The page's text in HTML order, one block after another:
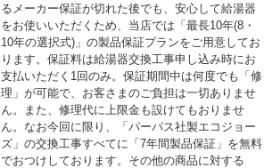
るメーカー保証が切れた後でも、安心して給湯器
をお使いいただくため、当店では「最長10年(8・
10年の選択式)」の製品保証プランをご用意してお
ります。保証料は給湯器交換工事申し込み時にお
支払いただく1回のみ。保証期間中は何度でも「修
理」が可能で、お客さまのご負担は一切ありませ
ん。また、修理代に上限金も設けてもおりませ
ん。なお今回に限り、「パーパス社製エコジョー
ズ」の交換工事すべてに「7年間製品保証」を無料
でおつけしております。その他の商品に対する